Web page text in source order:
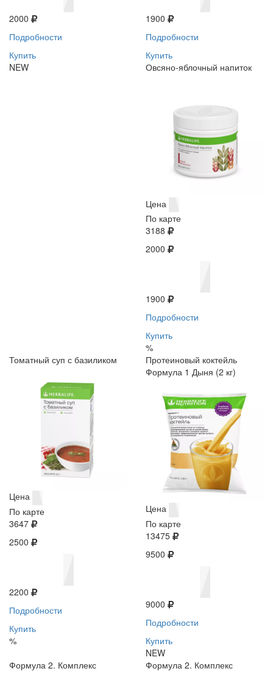
2000
Подробности
Купить
NEW
1900
Подробности
Купить
Овсяно-яблочный напиток
Цена
По карте
3188
2000
1900
Подробности
Купить
%
Томатный суп с базиликом
Цена
По карте
3647
2500
2200
Подробности
Купить
%
Протеиновый коктейль
Формула 1 Дыня (2 кг)
Цена
По карте
13475
9500
9000
Подробности
Купить
NEW
Формула 2. Комплекс
Формула 2. Комплекс